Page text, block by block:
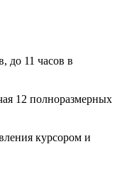
до 11 часов в
12 полноразмерных
курсором и